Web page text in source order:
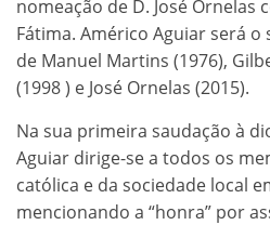
nomeação de D. José Ornelas
Fátima. Américo Aguiar será
de Manuel Martins (1976),
(1998 ) e José Ornelas (2015).
Na sua primeira saudação à
Aguiar dirige-se a todos os
católica e da sociedade local
mencionando a “honra” por